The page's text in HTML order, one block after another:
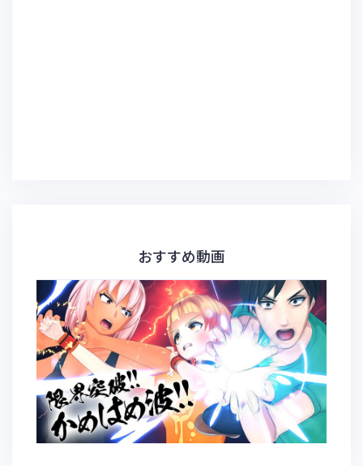
おすすめ動画